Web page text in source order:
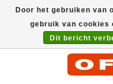
Door het gebruiken van
gebruik van cookies
Dit bericht